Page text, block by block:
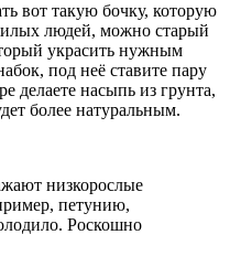
вот такую бочку, которую
людей, можно старый
украсить нужным
под неё ставите пару
делаете насыпь из грунта,
более натуральным.
низкорослые
петунию,
Роскошно